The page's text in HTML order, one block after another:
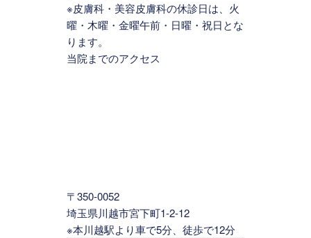
※皮膚科・美容皮膚科の休診日は、火
曜・木曜・金曜午前・日曜・祝日とな
ります。
当院までのアクセス
〒350-0052
埼玉県川越市宮下町1-2-12
※本川越駅より車で5分、徒歩で12分